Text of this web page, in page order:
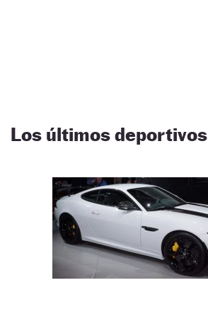
Los últimos deportivos